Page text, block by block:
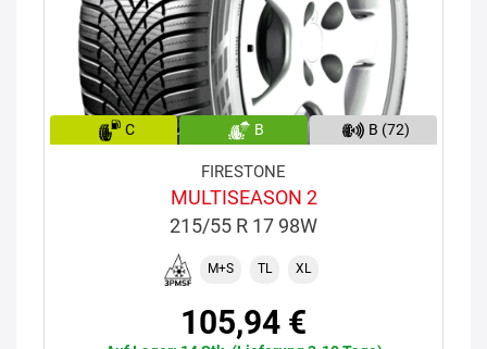
C B B (72)
FIRESTONE
MULTISEASON 2
215/55 R 17 98W
M+S TL XL
105,94 €